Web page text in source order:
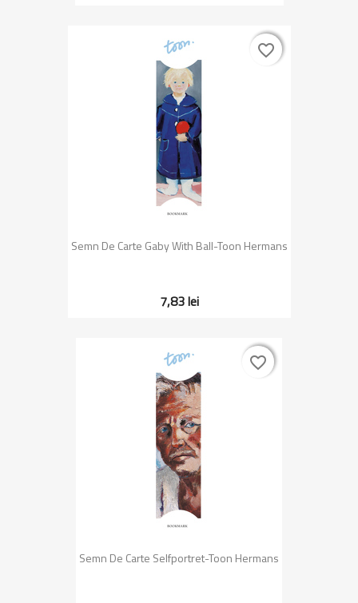
Semn De Carte Gaby With Ball-Toon Hermans
7,83 lei
favorite_border
favorite_border
Semn De Carte Selfportret-Toon Hermans
favorite_border
favorite_border